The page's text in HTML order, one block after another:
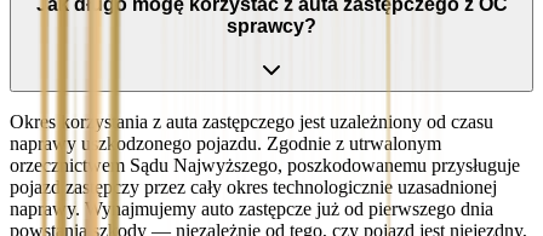
sprawcy?
Okres korzystania z auta zastępczego jest uzależniony od czasu
naprawy uszkodzonego pojazdu. Zgodnie z utrwalonym
orzecznictwem Sądu Najwyższego, poszkodowanemu przysługuje
pojazd zastępczy przez cały okres technologicznie uzasadnionej
naprawy. Wynajmujemy auto zastępcze już od pierwszego dnia
powstania szkody — niezależnie od tego, czy pojazd jest niejezdny,